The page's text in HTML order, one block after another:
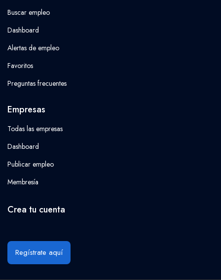
Buscar empleo
Dashboard
Alertas de empleo
Favoritos
Preguntas frecuentes
Empresas
Todas las empresas
Dashboard
Publicar empleo
Membresía
Crea tu cuenta
Regístrate aquí